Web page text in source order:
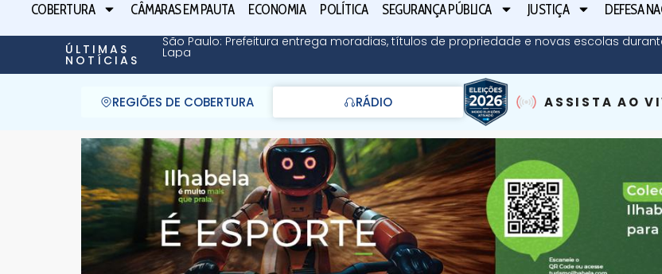
COBERTURA CÂMARAS EM PAUTA ECONOMIA POLÍTICA SEGURANÇA PÚBLICA JUSTIÇA DEFESA
ÚLTIMAS
NOTÍCIAS
São Paulo: Prefeitura entrega moradias, títulos de propriedade e novas escolas
Lapa
REGIÕES DE COBERTURA RÁDIO ASSISTA AO